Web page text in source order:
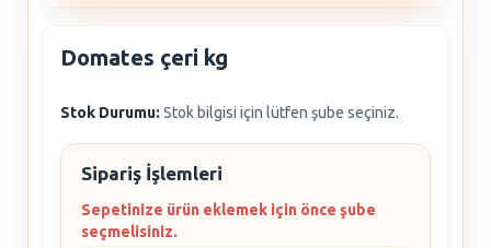
Domates çeri kg
Stok Durumu: Stok bilgisi için lütfen şube seçiniz.
Sipariş İşlemleri
Sepetinize ürün eklemek için önce şube
seçmelisiniz.